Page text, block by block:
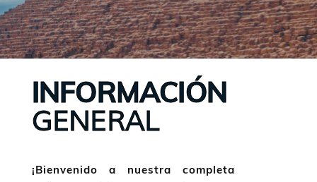
INFORMACIÓN
GENERAL
¡Bienvenido a nuestra completa